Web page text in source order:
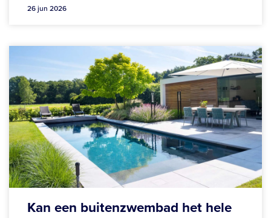
26 jun 2026
Kan een buitenzwembad het hele